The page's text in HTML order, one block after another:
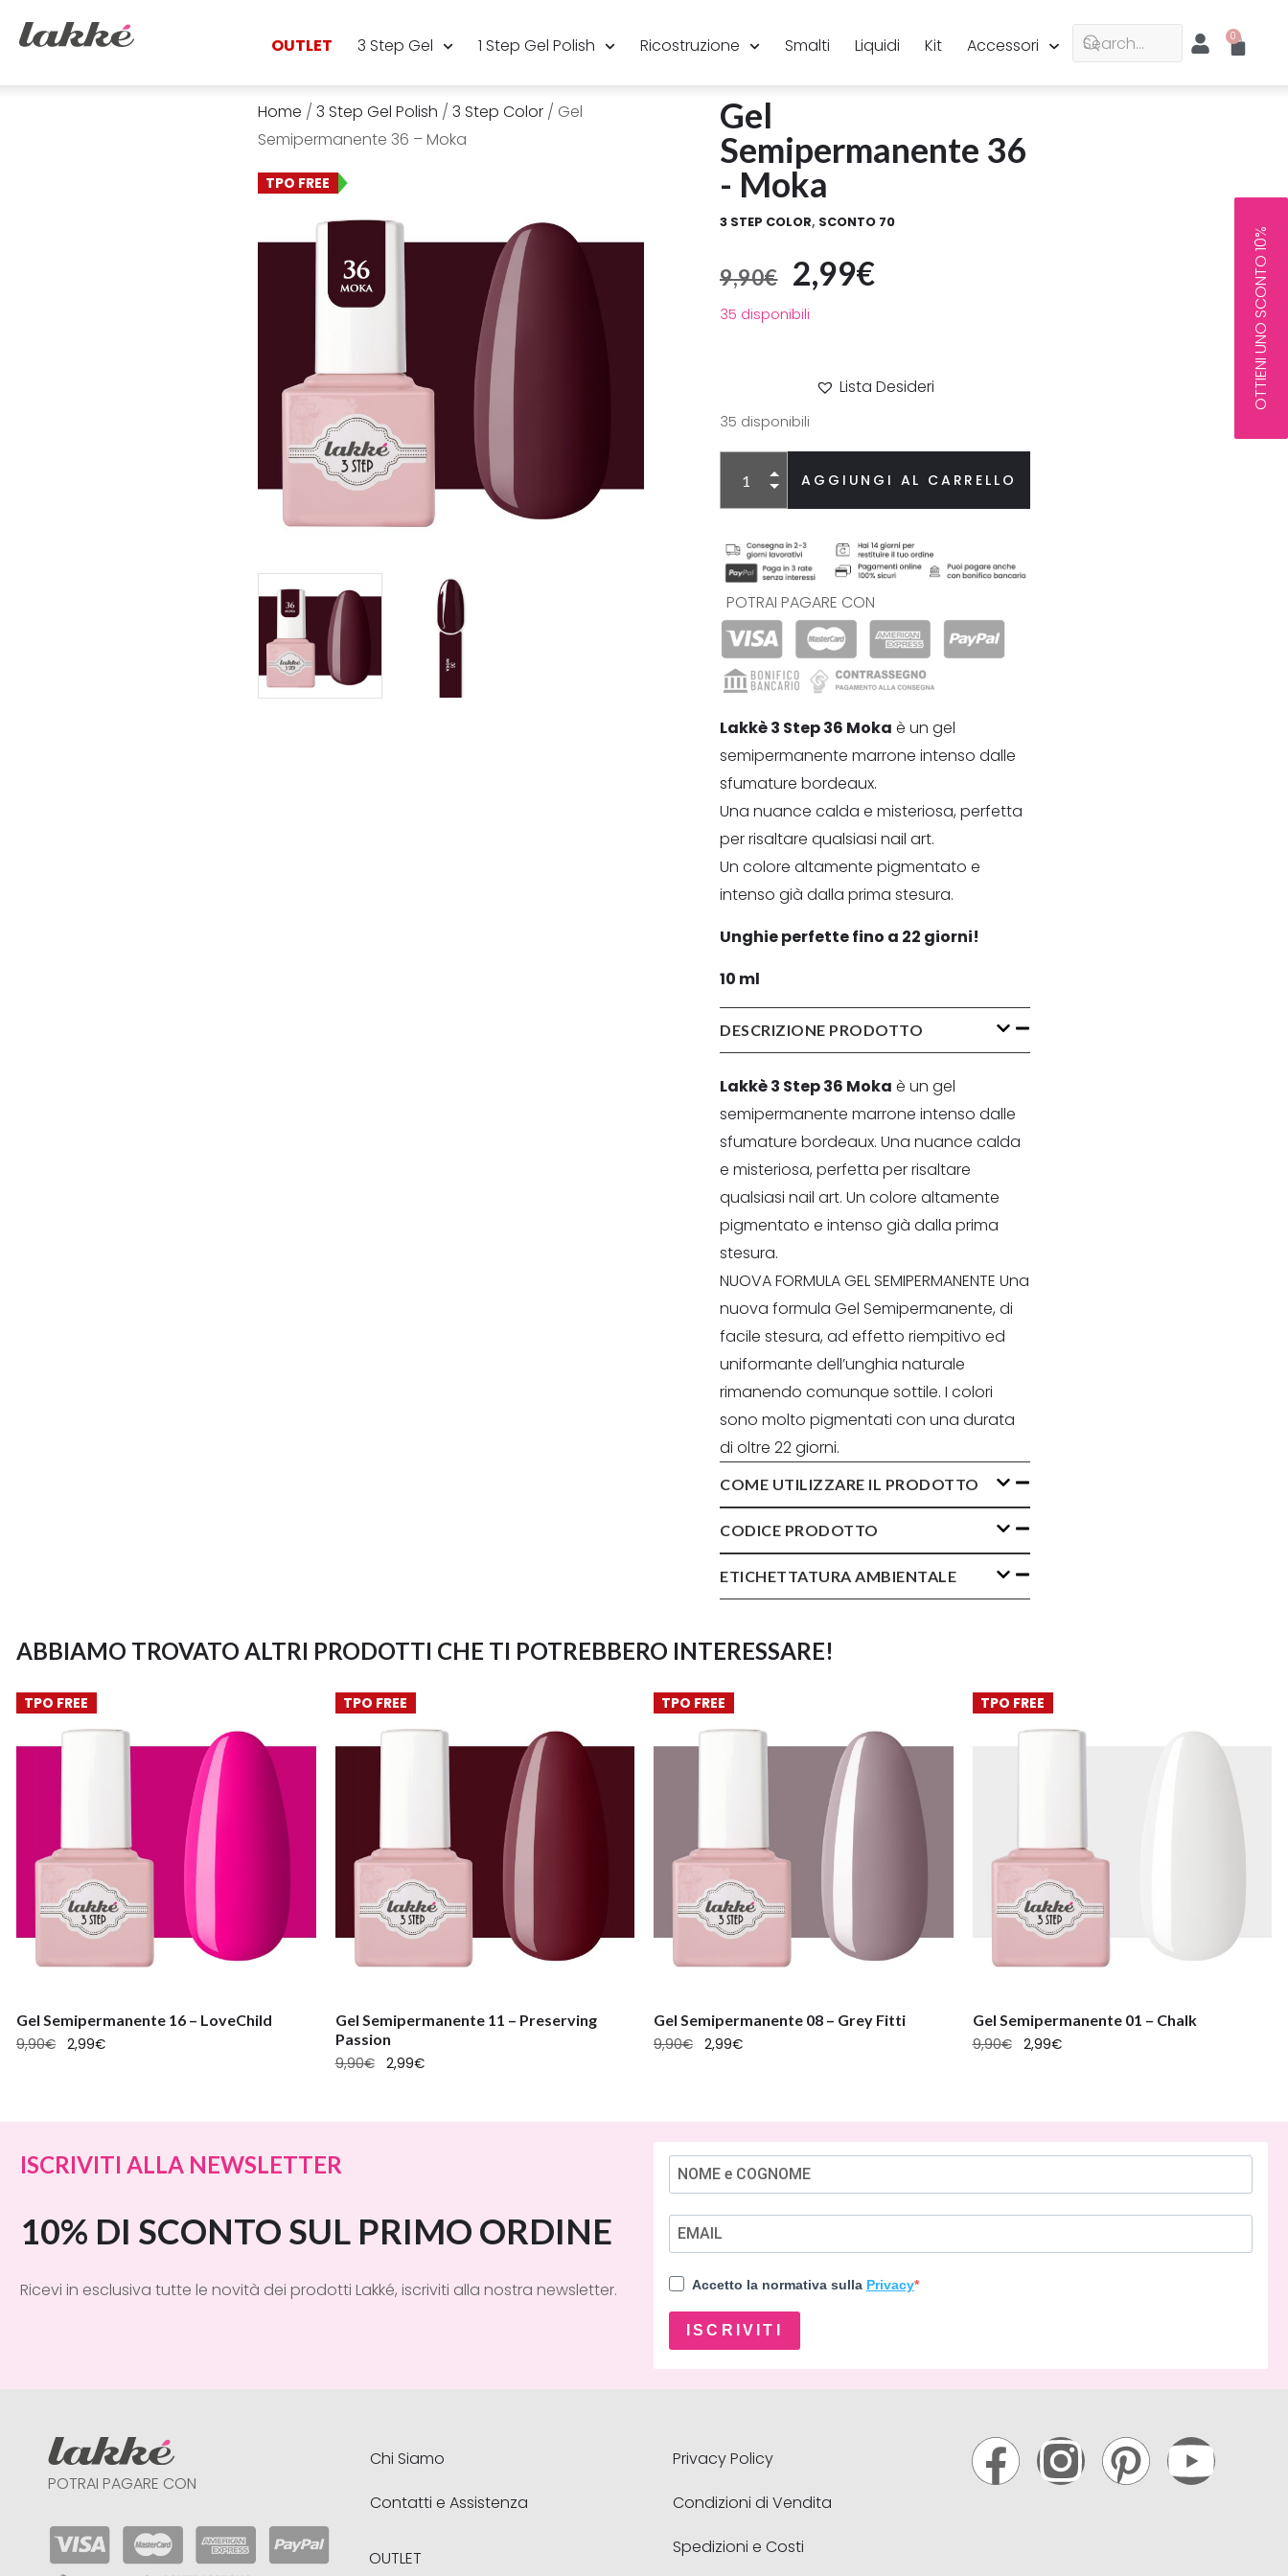
OTTIENI UNO SCONTO 10%
OUTLET 3 Step Gel 1 Step Gel Polish Ricostruzione Smalti Liquidi Kit Accessori
Home / 3 Step Gel Polish / 3 Step Color/ Gel
Semipermanente 36 – Moka
TPO FREE
Gel
Semipermanente 36
- Moka
3 STEP COLOR, SCONTO 70
9,90€ 2,99€
35 disponibili
Lista Desideri
35 disponibili
AGGIUNGI AL CARRELLO
POTRAI PAGARE CON
Lakkè 3 Step 36 Moka è un gel
semipermanente marrone intenso dalle
sfumature bordeaux.
Una nuance calda e misteriosa, perfetta
per risaltare qualsiasi nail art.
Un colore altamente pigmentato e
intenso già dalla prima stesura.
Unghie perfette fino a 22 giorni!
10 ml
DESCRIZIONE PRODOTTO
Lakkè 3 Step 36 Moka è un gel
semipermanente marrone intenso dalle
sfumature bordeaux. Una nuance calda
e misteriosa, perfetta per risaltare
qualsiasi nail art. Un colore altamente
pigmentato e intenso già dalla prima
stesura.
NUOVA FORMULA GEL SEMIPERMANENTE Una
nuova formula Gel Semipermanente, di
facile stesura, ad effetto riempitivo ed
uniformante dell’unghia naturale
rimanendo comunque sottile. I colori
sono molto pigmentati con una durata
di oltre 22 giorni.
COME UTILIZZARE IL PRODOTTO
CODICE PRODOTTO
ETICHETTATURA AMBIENTALE
ABBIAMO TROVATO ALTRI PRODOTTI CHE TI POTREBBERO INTERESSARE!
TPO FREE
Gel Semipermanente 16 – LoveChild
9,90€ 2,99€
TPO FREE
Gel Semipermanente 11 – Preserving
Passion
9,90€ 2,99€
TPO FREE
Gel Semipermanente 08 – Grey Fitti
9,90€ 2,99€
TPO FREE
Gel Semipermanente 01 – Chalk
9,90€ 2,99€
ISCRIVITI ALLA NEWSLETTER
10% DI SCONTO SUL PRIMO ORDINE
Ricevi in esclusiva tutte le novità dei prodotti Lakké, iscriviti alla nostra newsletter. Accetto la normativa sulla Privacy
ISCRIVITI
POTRAI PAGARE CON
Chi Siamo
Contatti e Assistenza
OUTLET
Privacy Policy
Condizioni di Vendita
Spedizioni e Costi